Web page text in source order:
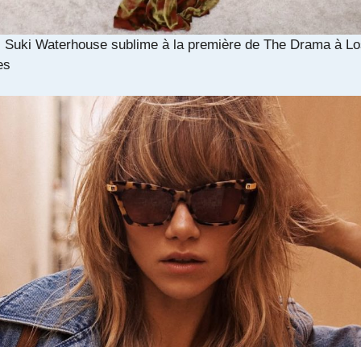
Suki Waterhouse sublime à la première de The Drama à